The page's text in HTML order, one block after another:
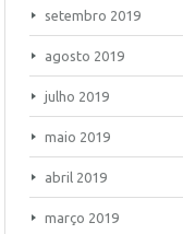
setembro 2019
agosto 2019
julho 2019
maio 2019
abril 2019
março 2019